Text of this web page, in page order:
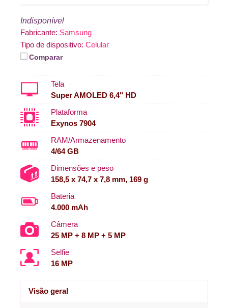
Indisponível
Fabricante: Samsung
Tipo de dispositivo: Celular
Comparar
Tela
Super AMOLED 6,4" HD
Plataforma
Exynos 7904
RAM/Armazenamento
4/64 GB
Dimensões e peso
158,5 x 74,7 x 7,8 mm, 169 g
Bateria
4.000 mAh
Câmera
25 MP + 8 MP + 5 MP
Selfie
16 MP
Visão geral